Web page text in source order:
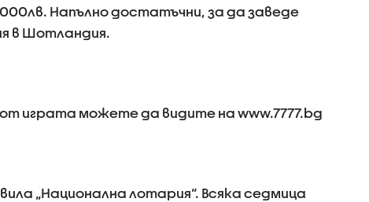
Напълно достатъчни, за да заведе
в Шотландия.
играта можете да видите на www.7777.bg
„Национална лотария“. Всяка седмица